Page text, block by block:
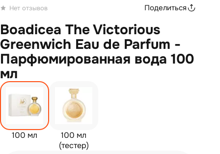
Нет отзывов Поделиться
Boadicea The Victorious
Greenwich Eau de Parfum -
Парфюмированная вода 100
мл
100 мл
100 мл
(тестер)